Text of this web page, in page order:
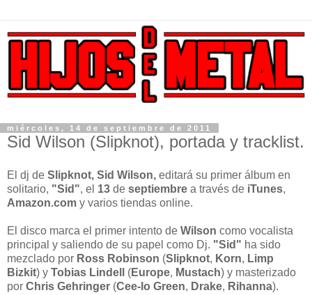
miércoles, 14 de septiembre de 2011
Sid Wilson (Slipknot), portada y tracklist.
El dj de Slipknot, Sid Wilson, editará su primer álbum en
solitario, "Sid", el 13 de septiembre a través de iTunes,
Amazon.com y varios tiendas online.
El disco marca el primer intento de Wilson como vocalista
principal y saliendo de su papel como Dj. "Sid" ha sido
mezclado por Ross Robinson (Slipknot, Korn, Limp
Bizkit) y Tobias Lindell (Europe, Mustach) y masterizado
por Chris Gehringer (Cee-lo Green, Drake, Rihanna).